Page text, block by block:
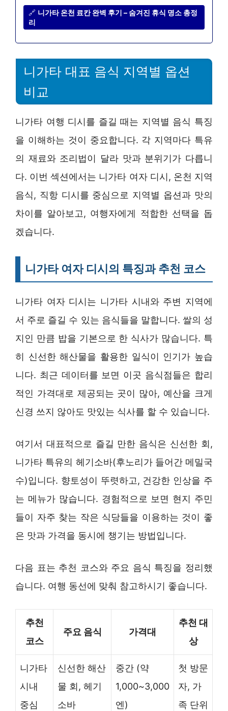
🔗 니가타 온천 료칸 완벽 후기 – 숨겨진 휴식 명소 총정
리
니가타 대표 음식 지역별 옵션
비교
니가타 여행 디시를 즐길 때는 지역별 음식 특징
을 이해하는 것이 중요합니다. 각 지역마다 특유
의 재료와 조리법이 달라 맛과 분위기가 다릅니
다. 이번 섹션에서는 니가타 여자 디시, 온천 지역
음식, 직항 디시를 중심으로 지역별 옵션과 맛의
차이를 알아보고, 여행자에게 적합한 선택을 돕
겠습니다.
니가타 여자 디시의 특징과 추천 코스
니가타 여자 디시는 니가타 시내와 주변 지역에
서 주로 즐길 수 있는 음식들을 말합니다. 쌀의 성
지인 만큼 밥을 기본으로 한 식사가 많습니다. 특
히 신선한 해산물을 활용한 일식이 인기가 높습
니다. 최근 데이터를 보면 이곳 음식점들은 합리
적인 가격대로 제공되는 곳이 많아, 예산을 크게
신경 쓰지 않아도 맛있는 식사를 할 수 있습니다.
여기서 대표적으로 즐길 만한 음식은 신선한 회,
니가타 특유의 헤기소바(후노리가 들어간 메밀국
수)입니다. 향토성이 뚜렷하고, 건강한 인상을 주
는 메뉴가 많습니다. 경험적으로 보면 현지 주민
들이 자주 찾는 작은 식당들을 이용하는 것이 좋
은 맛과 가격을 동시에 챙기는 방법입니다.
다음 표는 추천 코스와 주요 음식 특징을 정리했
습니다. 여행 동선에 맞춰 참고하시기 좋습니다.
추천
코스
주요 음식 가격대
추천 대
상
니가타
시내
중심
신선한 해산
물 회, 헤기
소바
중간 (약
1,000~3,000
엔)
첫 방문
자, 가
족 단위